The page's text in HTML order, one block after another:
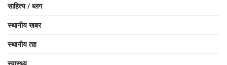
साहित्य / ब्लग
स्थानीय खबर
स्थानीय तह